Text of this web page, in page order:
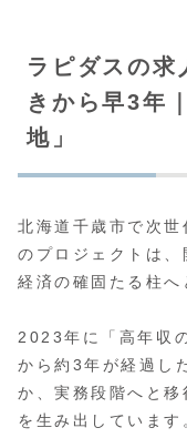
ラピダスの求
きから早3年
地」
北海道千歳市で次
のプロジェクトは
経済の確固たる柱へ
2023年に「高年収
から約3年が経過し
か、実務段階へと
を生み出しています